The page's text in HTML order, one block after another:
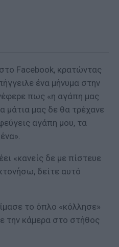
Facebook, κρατώντας
ένα μήνυμα στην
πως «η αγάπη μας
μάτια μας δε θα τρέχανε
αγάπη μου, τα
«κανείς δε με πίστευε
δείτε αυτό
το όπλο «κόλλησε»
την κάμερα στο στήθος